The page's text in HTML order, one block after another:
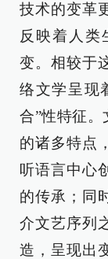
技术的变革
反映着人类
变。相较于
络文学呈现
合”性特征
的诸多特点
听语言中心
的传承；同
介文艺序列
造，呈现出